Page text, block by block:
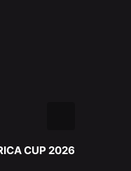
CUP 2026